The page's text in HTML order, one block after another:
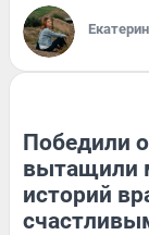
Победили
вытащили
историй